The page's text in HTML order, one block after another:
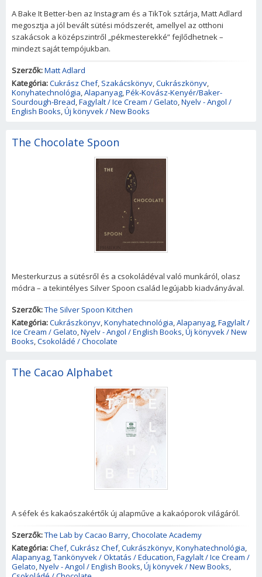
A Bake It Better-ben az Instagram és a TikTok sztárja, Matt Adlard
megosztja a jól bevált sütési módszerét, amellyel az otthoni
szakácsok a középszintről „pékmesterekké” fejlődhetnek –
mindezt saját tempójukban.
Szerzők:Matt Adlard
Kategória:Cukrász Chef, Szakácskönyv,Cukrászkönyv,
Konyhatechnológia,Alapanyag,Pék-Kovász-Kenyér/Baker-
Sourdough-Bread,Fagylalt / Ice Cream / Gelato,Nyelv - Angol /
English Books,Új könyvek / New Books
The Chocolate Spoon
Mesterkurzus a sütésről és a csokoládéval való munkáról, olasz
módra – a tekintélyes Silver Spoon család legújabb kiadványával.
Szerzők:The Silver Spoon Kitchen
Kategória:Cukrászkönyv,Konyhatechnológia,Alapanyag,Fagylalt /
Ice Cream / Gelato,Nyelv - Angol / English Books,Új könyvek / New
Books,Csokoládé / Chocolate
The Cacao Alphabet
A séfek és kakaószakértők új alapműve a kakaóporok világáról.
Szerzők:The Lab by Cacao Barry,Chocolate Academy
Kategória:Chef,Cukrász Chef,Cukrászkönyv,Konyhatechnológia,
Alapanyag,Tankönyvek / Oktatás / Education,Fagylalt / Ice Cream /
Gelato,Nyelv - Angol / English Books,Új könyvek / New Books,